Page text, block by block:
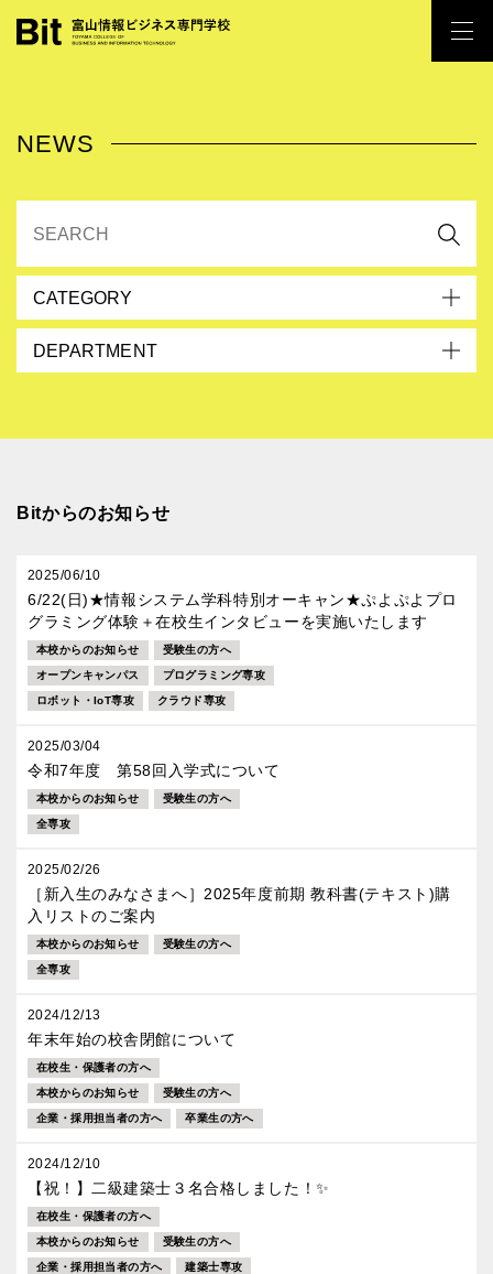
NEWS
CATEGORY
DEPARTMENT
Bitからのお知らせ
2025/06/10
6/22(日)★情報システム学科特別オーキャン★ぷよぷよプロ
グラミング体験＋在校生インタビューを実施いたします
本校からのお知らせ 受験生の方へ
オープンキャンパス プログラミング専攻
ロボット・IoT専攻 クラウド専攻
2025/03/04
令和7年度 第58回入学式について
本校からのお知らせ 受験生の方へ
全専攻
2025/02/26
［新入生のみなさまへ］2025年度前期 教科書(テキスト)購
入リストのご案内
本校からのお知らせ 受験生の方へ
全専攻
2024/12/13
年末年始の校舎閉館について
在校生・保護者の方へ
本校からのお知らせ 受験生の方へ
企業・採用担当者の方へ 卒業生の方へ
2024/12/10
【祝！】二級建築士３名合格しました！✨️
在校生・保護者の方へ
本校からのお知らせ 受験生の方へ
企業・採用担当者の方へ 建築士専攻